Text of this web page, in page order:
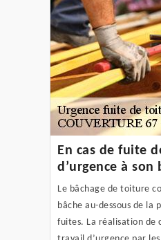
En cas de fuite
d’urgence à son
Le bâchage de toiture
bâche au-dessous de
fuites. La réalisation de